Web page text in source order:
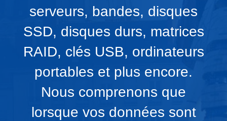
serveurs, bandes, disques
SSD, disques durs, matrices
RAID, clés USB, ordinateurs
portables et plus encore.
Nous comprenons que
lorsque vos données sont